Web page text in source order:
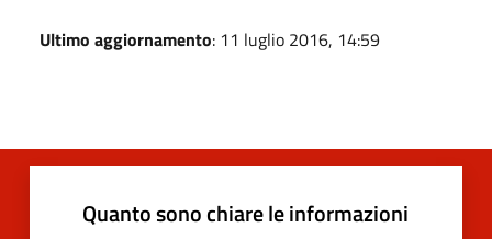
Ultimo aggiornamento: 11 luglio 2016, 14:59
Quanto sono chiare le informazioni